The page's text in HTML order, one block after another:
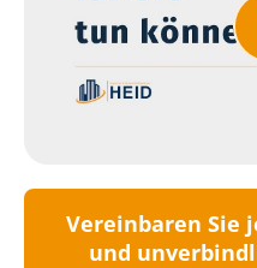
Vereinbaren Sie
und